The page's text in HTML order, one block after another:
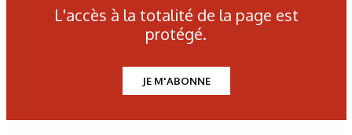
charge de 5 kg sur un acier trempé.
L'accès à la totalité de la page est
protégé.
JE M'ABONNE